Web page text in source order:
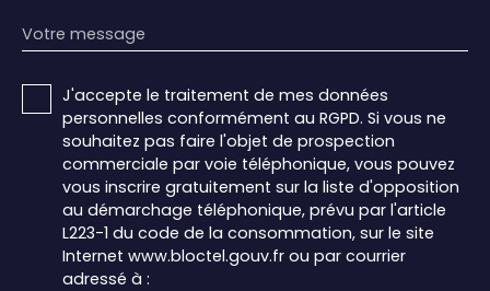
Votre message
J'accepte le traitement de mes données
personnelles conformément au RGPD. Si vous ne
souhaitez pas faire l'objet de prospection
commerciale par voie téléphonique, vous pouvez
vous inscrire gratuitement sur la liste d'opposition
au démarchage téléphonique, prévu par l'article
L223-1 du code de la consommation, sur le site
Internet www.bloctel.gouv.fr ou par courrier
adressé à :